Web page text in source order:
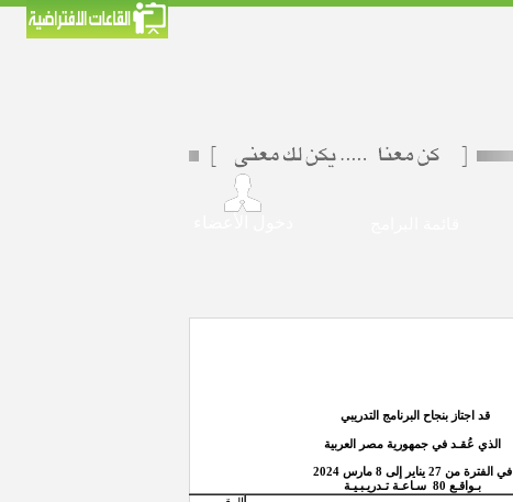
قد اجتاز بنجاح البرنامج التدريبي
الذي عُقـد فيجمهورية مصر العربية
في الفترة من 27 يناير إلى 8
مارس 2024
بـواقـع 80 سـاعـة تـدريـبـيـة